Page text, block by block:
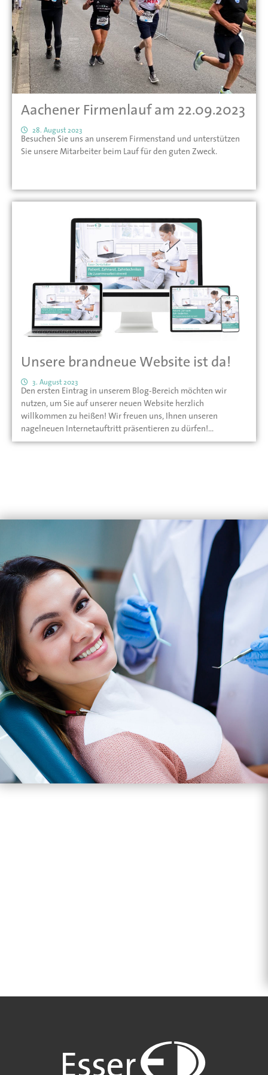
Aachener Firmenlauf am 22.09.2023
28. August 2023
Besuchen Sie uns an unserem Firmenstand und unterstützen
Sie unsere Mitarbeiter beim Lauf für den guten Zweck.
Unsere brandneue Website ist da!
3. August 2023
Den ersten Eintrag in unserem Blog-Bereich möchten wir
nutzen, um Sie auf unserer neuen Website herzlich
willkommen zu heißen! Wir freuen uns, Ihnen unseren
nagelneuen Internetauftritt präsentieren zu dürfen!
Informieren Sie sich hier auf unseren...